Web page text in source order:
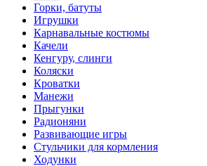
Горки, батуты
Игрушки
Карнавальные костюмы
Качели
Кенгуру, слинги
Коляски
Кроватки
Манежи
Прыгунки
Радионяни
Развивающие игры
Стульчики для кормления
Ходунки